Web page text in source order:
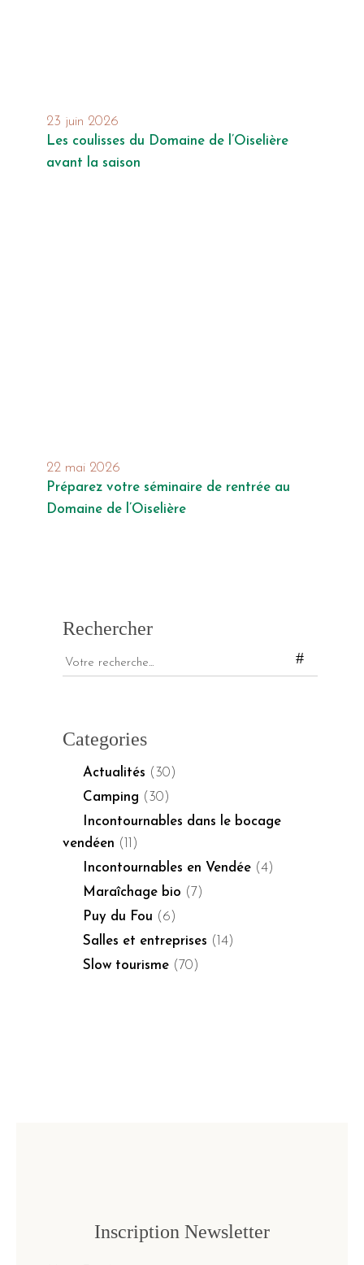
23 juin 2026
Les coulisses du Domaine de l’Oiselière
avant la saison
22 mai 2026
Préparez votre séminaire de rentrée au
Domaine de l’Oiselière
Rechercher
Categories
Actualités (30)
Camping (30)
Incontournables dans le bocage
vendéen (11)
Incontournables en Vendée(4)
Maraîchage bio (7)
Puy du Fou (6)
Salles et entreprises (14)
Slow tourisme(70)
Inscription Newsletter